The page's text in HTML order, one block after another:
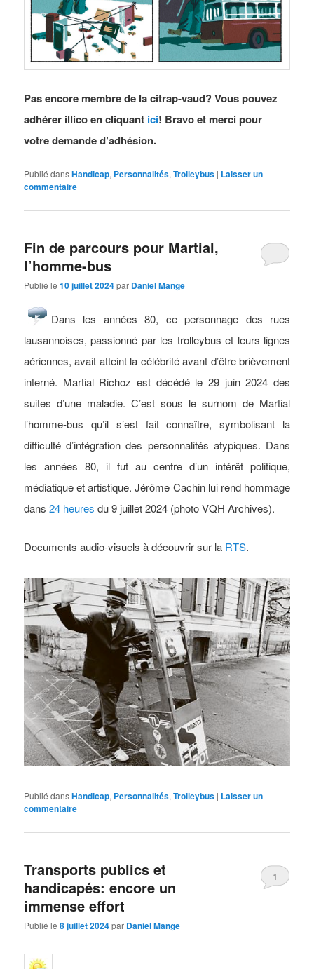
Pas encore membre de la citrap-vaud? Vous pouvez
adhérer illico en cliquant ici! Bravo et merci pour
votre demande d’adhésion.
Publié dansHandicap, Personnalités,Trolleybus | Laisser un
commentaire
Fin de parcours pour Martial,
l’homme-bus
Publié le10 juillet 2024par Daniel Mange
Dans les années 80, ce personnage des rues
lausannoises, passionné par les trolleybus et leurs lignes
aériennes, avait atteint la célébrité avant d’être brièvement
interné. Martial Richoz est décédé le 29 juin 2024 des
suites d’une maladie. C’est sous le surnom de Martial
l’homme-bus qu’il s’est fait connaître, symbolisant la
difficulté d’intégration des personnalités atypiques. Dans
les années 80, il fut au centre d’un intérêt politique,
médiatique et artistique. Jérôme Cachin lui rend hommage
dans24 heures du 9 juillet 2024 (photo VQH Archives).
Documents audio-visuels à découvrir sur la RTS.
Publié dansHandicap, Personnalités,Trolleybus | Laisser un
commentaire
Transports publics et
handicapés: encore un
immense effort
Publié le8 juillet 2024par Daniel Mange
1